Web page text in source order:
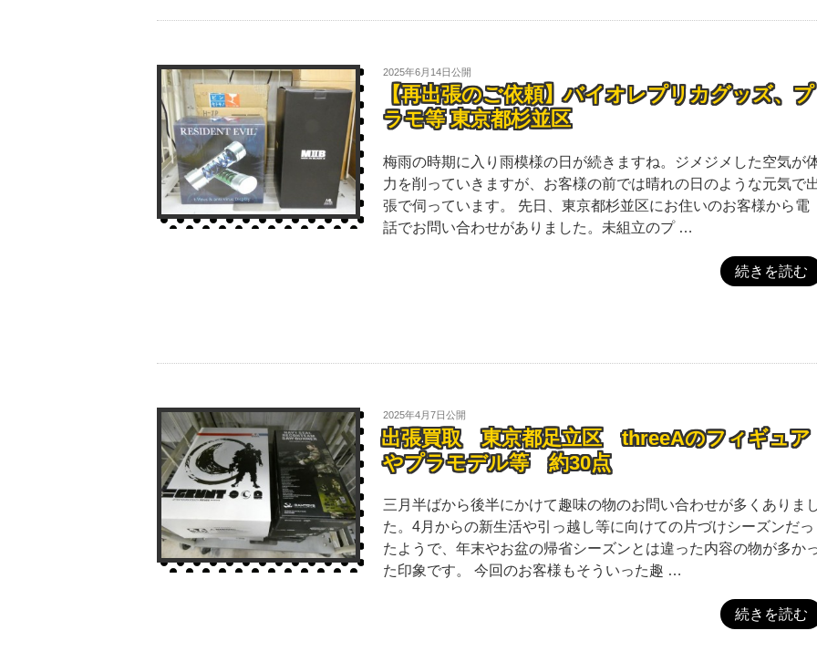
2025年6月14日公開
【再出張のご依頼】バイオレプリカグッズ、プ
ラモ等 東京都杉並区
梅雨の時期に入り雨模様の日が続きますね。ジメジメした空気が
力を削っていきますが、お客様の前では晴れの日のような元気で
張で伺っています。 先日、東京都杉並区にお住いのお客様から電
話でお問い合わせがありました。未組立のプ …
続きを読む
2025年4月7日公開
出張買取 東京都足立区 threeAのフィギュア
やプラモデル等 約30点
三月半ばから後半にかけて趣味の物のお問い合わせが多くありま
た。4月からの新生活や引っ越し等に向けての片づけシーズンだっ
たようで、年末やお盆の帰省シーズンとは違った内容の物が多か
た印象です。 今回のお客様もそういった趣 …
続きを読む